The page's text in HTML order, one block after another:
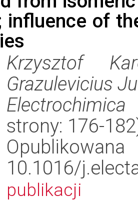
influence of
Krzysztof
Grazulevicius
strony: 176-
Opublikowana
10.1016/
publikacji